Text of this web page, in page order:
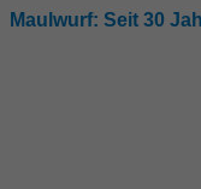
Maulwurf: Seit 30